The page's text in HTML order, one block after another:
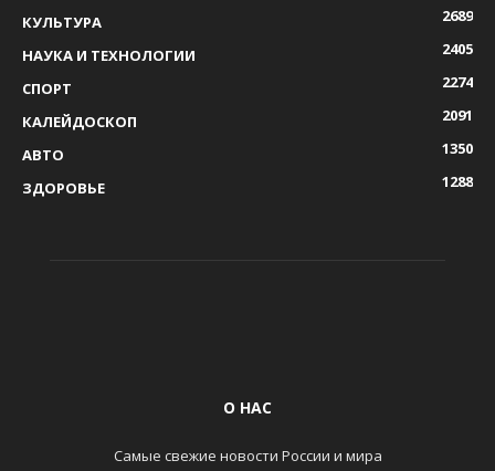
КУЛЬТУРА
2689
НАУКА И ТЕХНОЛОГИИ
2405
СПОРТ
2274
КАЛЕЙДОСКОП
2091
АВТО
1350
ЗДОРОВЬЕ
1288
О НАС
Самые свежие новости России и мира